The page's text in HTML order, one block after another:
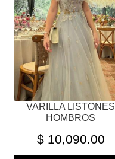
VARILLA LISTONES
HOMBROS
$10,090.00
OPCIONES
SE
PUEDEN
ELEGIR
EN
LA
PÁGINA